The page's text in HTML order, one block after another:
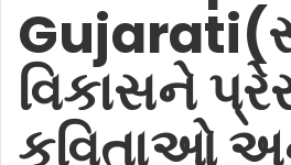
વિકાસને
કવિતાઓ